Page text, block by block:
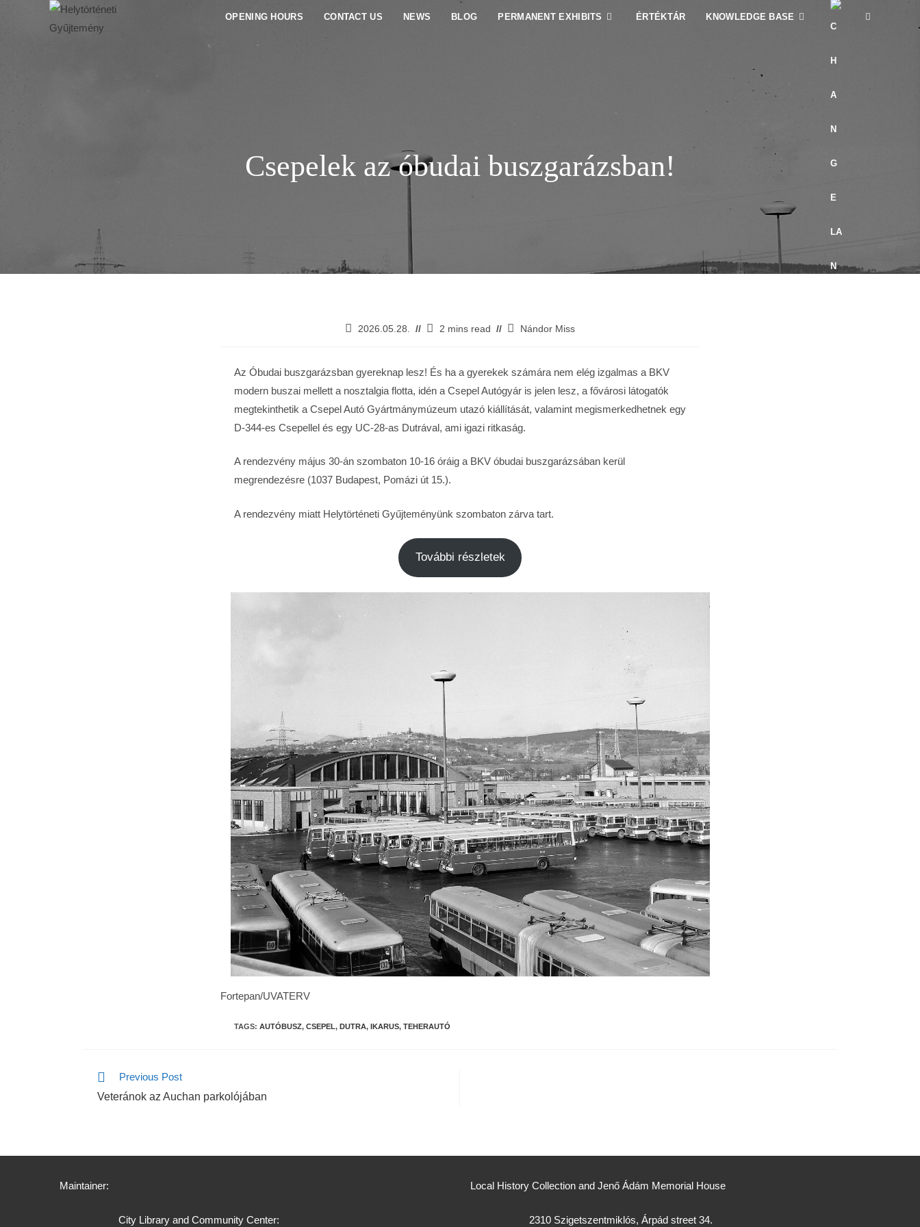
OPENING HOURS CONTACT US NEWS BLOG PERMANENT EXHIBITS ÉRTÉKTÁR KNOWLEDGE BASE
Csepelek az óbudai buszgarázsban!
2026.05.28. 2 mins read Nándor Miss
Az Óbudai buszgarázsban gyereknap lesz! És ha a gyerekek számára nem elég izgalmas a BKV
modern buszai mellett a nosztalgia flotta, idén a Csepel Autógyár is jelen lesz, a fővárosi látogatók
megtekinthetik a Csepel Autó Gyártmánymúzeum utazó kiállítását, valamint megismerkedhetnek egy
D-344-es Csepellel és egy UC-28-as Dutrával, ami igazi ritkaság.
A rendezvény május 30-án szombaton 10-16 óráig a BKV óbudai buszgarázsában kerül
megrendezésre (1037 Budapest, Pomázi út 15.).
A rendezvény miatt Helytörténeti Gyűjteményünk szombaton zárva tart.
További részletek
Fortepan/UVATERV
TAGS: AUTÓBUSZ, CSEPEL, DUTRA, IKARUS, TEHERAUTÓ
Previous Post
Veteránok az Auchan parkolójában
Maintainer:
City Library and Community Center:
Local History Collection and Jenő Ádám Memorial House
2310 Szigetszentmiklós, Árpád street 34.